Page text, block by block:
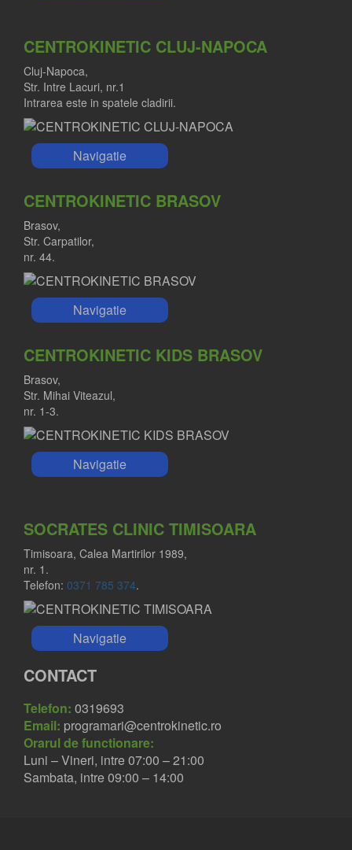
CENTROKINETIC CLUJ-NAPOCA
Cluj-Napoca,
Str. Intre Lacuri, nr.1
Intrarea este in spatele cladirii.
Navigatie
CENTROKINETIC BRASOV
Brasov,
Str. Carpatilor,
nr. 44.
Navigatie
CENTROKINETIC KIDS BRASOV
Brasov,
Str. Mihai Viteazul,
nr. 1-3.
Navigatie
SOCRATES CLINIC TIMISOARA
Timisoara, Calea Martirilor 1989,
nr. 1.
Telefon: 0371 785 374.
Navigatie
CONTACT
Telefon: 0319693
Email: programari@centrokinetic.ro
Orarul de functionare:
Luni – Vineri, intre 07:00 – 21:00
Sambata, intre 09:00 – 14:00